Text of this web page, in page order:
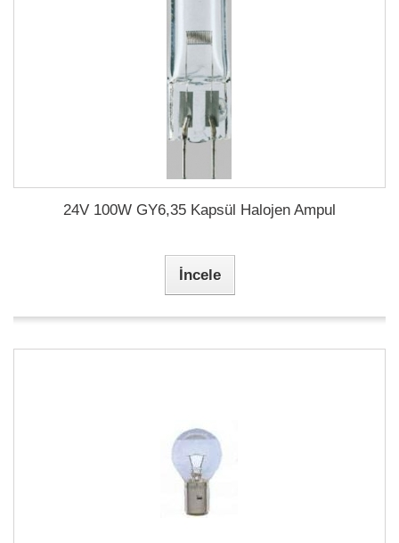
24V 100W GY6,35 Kapsül Halojen Ampul
İncele